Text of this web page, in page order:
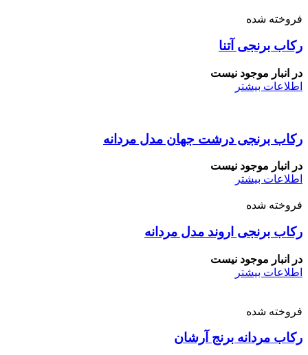
فروخته شده
رکاب برنجی آتنا
در انبار موجود نیست
اطلاعات بیشتر
رکاب برنجی درشت جهان مدل مردانه
در انبار موجود نیست
اطلاعات بیشتر
فروخته شده
رکاب برنجی اروند مدل مردانه
در انبار موجود نیست
اطلاعات بیشتر
فروخته شده
رکاب مردانه برنج آرشان